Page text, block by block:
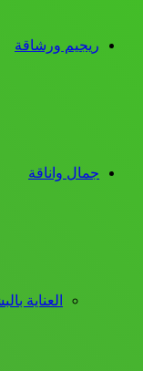
ريجيم ورشاقة
جمال واناقة
العناية